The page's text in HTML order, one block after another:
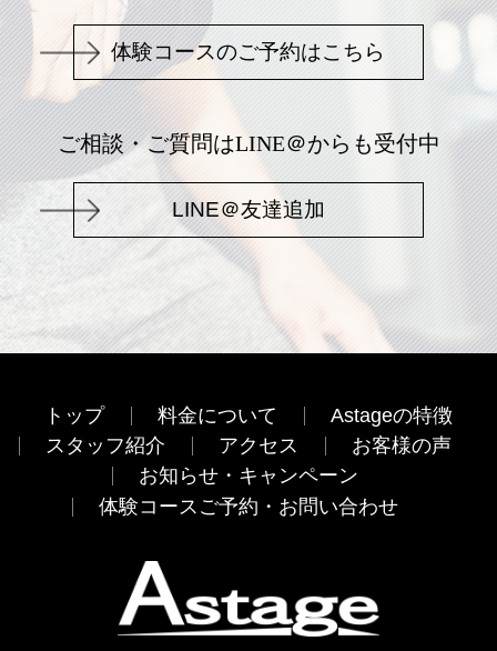
体験コースのご予約はこちら
ご相談・ご質問はLINE＠からも受付中
LINE＠友達追加
トップ 料金について
Astageの特徴
スタッフ紹介
アクセス
お客様の声
お知らせ・キャンペーン
体験コースご予約・お問い合わせ